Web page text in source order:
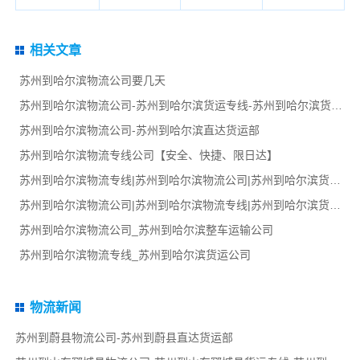
相关文章
苏州到哈尔滨物流公司要几天
苏州到哈尔滨物流公司-苏州到哈尔滨货运专线-苏州到哈尔滨货运部
苏州到哈尔滨物流公司-苏州到哈尔滨直达货运部
苏州到哈尔滨物流专线公司【安全、快捷、限日达】
苏州到哈尔滨物流专线|苏州到哈尔滨物流公司|苏州到哈尔滨货运专线
苏州到哈尔滨物流公司|苏州到哈尔滨物流专线|苏州到哈尔滨货运部
苏州到哈尔滨物流公司_苏州到哈尔滨整车运输公司
苏州到哈尔滨物流专线_苏州到哈尔滨货运公司
物流新闻
苏州到蔚县物流公司-苏州到蔚县直达货运部